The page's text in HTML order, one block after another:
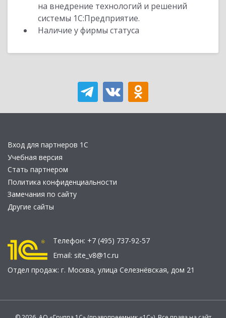
на внедрение технологий и решений
системы 1С:Предприятие.
Наличие у фирмы статуса
Вход для партнеров 1С
Учебная версия
Стать партнером
Политика конфиденциальности
Замечания по сайту
Другие сайты
Телефон: +7 (495) 737-92-57
Email: site_v8@1c.ru
Отдел продаж: г. Москва, улица Селезнёвская, дом 21